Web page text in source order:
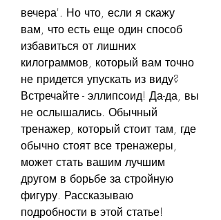
вечера'. Но что, если я скажу
вам, что есть еще один способ
избавиться от лишних
килограммов, который вам точно
не придется упускать из виду?
Встречайте - эллипсоид! Да-да, вы
не ослышались. Обычный
тренажер, который стоит там, где
обычно стоят все тренажеры,
может стать вашим лучшим
другом в борьбе за стройную
фигуру. Рассказываю
подробности в этой статье!